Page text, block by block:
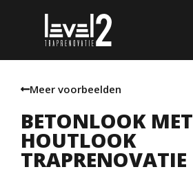
Meer voorbeelden
BETONLOOK MET
HOUTLOOK
TRAPRENOVATIE